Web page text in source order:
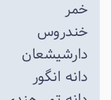
خمر
خندروس
دارشیشعان
دانه انگور